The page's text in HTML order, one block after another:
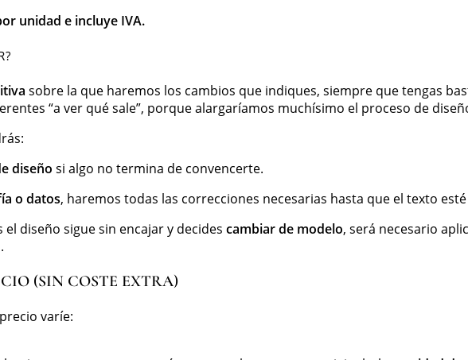
unidad e incluye IVA.
sobre la que haremos los cambios que indiques, siempre que tengas
“a ver qué sale”, porque alargaríamos muchísimo el proceso de
diseño si algo no termina de convencerte.
o datos, haremos todas las correcciones necesarias hasta que el texto
diseño sigue sin encajar y decides cambiar de modelo, será necesario
(SIN COSTE EXTRA)
varíe: